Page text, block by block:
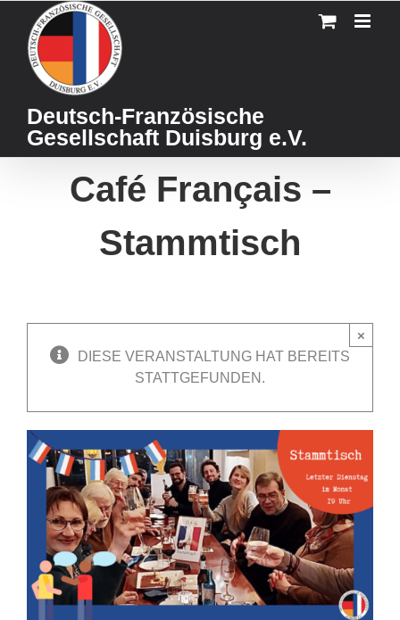
content
Deutsch-Französische
Gesellschaft Duisburg e.V.
Café Français –
Stammtisch
DIESE VERANSTALTUNG HAT BEREITS
STATTGEFUNDEN.
×